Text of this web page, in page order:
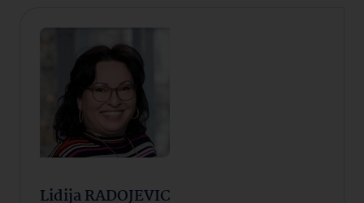
Lidija RADOJEVIC